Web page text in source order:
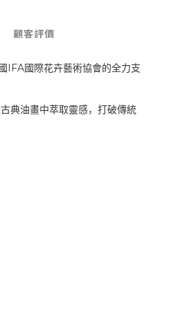
顧客評價
IFA國際花卉藝術協會的全力支
典油畫中萃取靈感，打破傳統